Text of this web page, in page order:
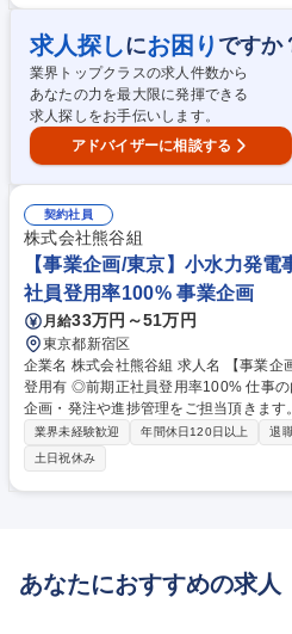
地調査、設計 【正社員登用について】
が、正社員登用実績多数。長期にご活
ます。 募集職種 【事業企画/東京】小水力発電事業／正社員登用有 ◎前期
正社員登用率100%
求人探しにお困り ですか
業界トップクラスの求人件数から
あなたの力を最大限に発揮できる
求人探しをお手伝いします。
アドバイザーに相談する
契約社員
株式会社熊谷組
【事業企画/東京】小水力発
社員登用率100% 事業企画
月給33万円～51万円
東京都新宿区
企業名 株式会社熊谷組 求人名 【事業企画/東京】小水力発電事業／正社員
登用有 ◎前期正社員登用率100% 仕事の内容 再生可能エネルギー事業の
企画・発注や進捗管理をご担当頂きま
調達・運営管理まで一貫して担う部門
可能な新規事業の実現に貢献頂ける方を募集！ 【業務詳細】■水
の企画・設計・資金調達・運営管理に関
地調査、設計 【正社員登用について】
業界未経験歓迎 年間休日120日以上 退
土日祝休み
あなたにおすすめの求人